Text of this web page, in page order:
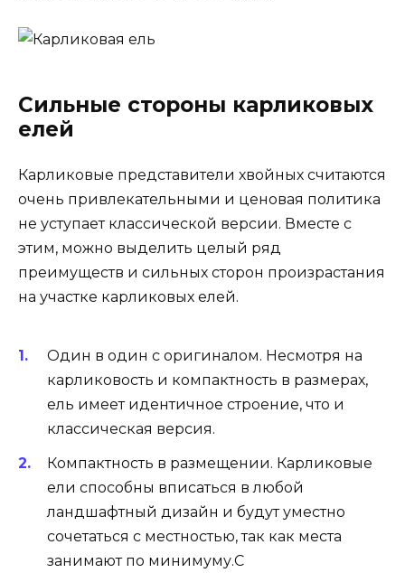
Сильные стороны карликовых
елей
Карликовые представители хвойных считаются
очень привлекательными и ценовая политика
не уступает классической версии. Вместе с
этим, можно выделить целый ряд
преимуществ и сильных сторон произрастания
на участке карликовых елей.
Один в один с оригиналом. Несмотря на
карликовость и компактность в размерах,
ель имеет идентичное строение, что и
классическая версия.
Компактность в размещении. Карликовые
ели способны вписаться в любой
ландшафтный дизайн и будут уместно
сочетаться с местностью, так как места
занимают по минимуму.С